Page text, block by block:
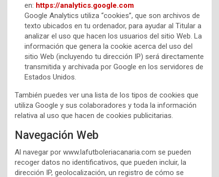
en: https://analytics.google.com
Google Analytics utiliza “cookies”, que son archivos de
texto ubicados en tu ordenador, para ayudar al Titular a
analizar el uso que hacen los usuarios del sitio Web. La
información que genera la cookie acerca del uso del
sitio Web (incluyendo tu dirección IP) será directamente
transmitida y archivada por Google en los servidores de
Estados Unidos.
También puedes ver una lista de los tipos de cookies que
utiliza Google y sus colaboradores y toda la información
relativa al uso que hacen de cookies publicitarias.
Navegación Web
Al navegar por www.lafutboleriacanaria.com se pueden
recoger datos no identificativos, que pueden incluir, la
dirección IP, geolocalización, un registro de cómo se